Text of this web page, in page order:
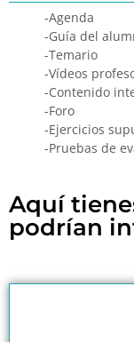
-Agenda
-Guía del
-Temario
-Vídeos
-Contenido
-Foro
-Ejercicios
-Pruebas de
Aquí
podrían